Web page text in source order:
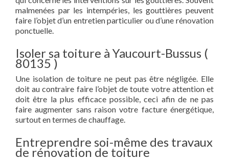
malmenées par les intempéries, les gouttières peuvent
faire l’objet d’un entretien particulier ou d’une rénovation
ponctuelle.
Isoler sa toiture à Yaucourt-Bussus (
80135 )
Une isolation de toiture ne peut pas être négligée. Elle
doit au contraire faire l’objet de toute votre attention et
doit être la plus efficace possible, ceci afin de ne pas
faire augmenter sans raison votre facture énergétique,
surtout en termes de chauffage.
Entreprendre soi-même des travaux
de rénovation de toiture